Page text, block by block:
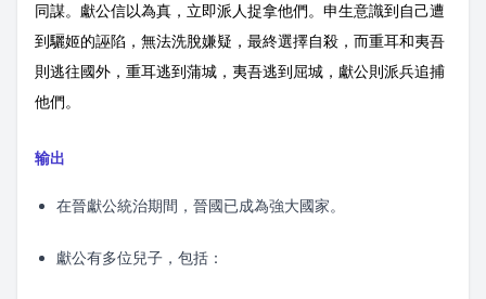
同謀。獻公信以為真，立即派人捉拿他們。申生意識到自己遭
到驪姬的誣陷，無法洗脫嫌疑，最終選擇自殺，而重耳和夷吾
則逃往國外，重耳逃到蒲城，夷吾逃到屈城，獻公則派兵追捕
他們。
输出
在晉獻公統治期間，晉國已成為強大國家。
獻公有多位兒子，包括：